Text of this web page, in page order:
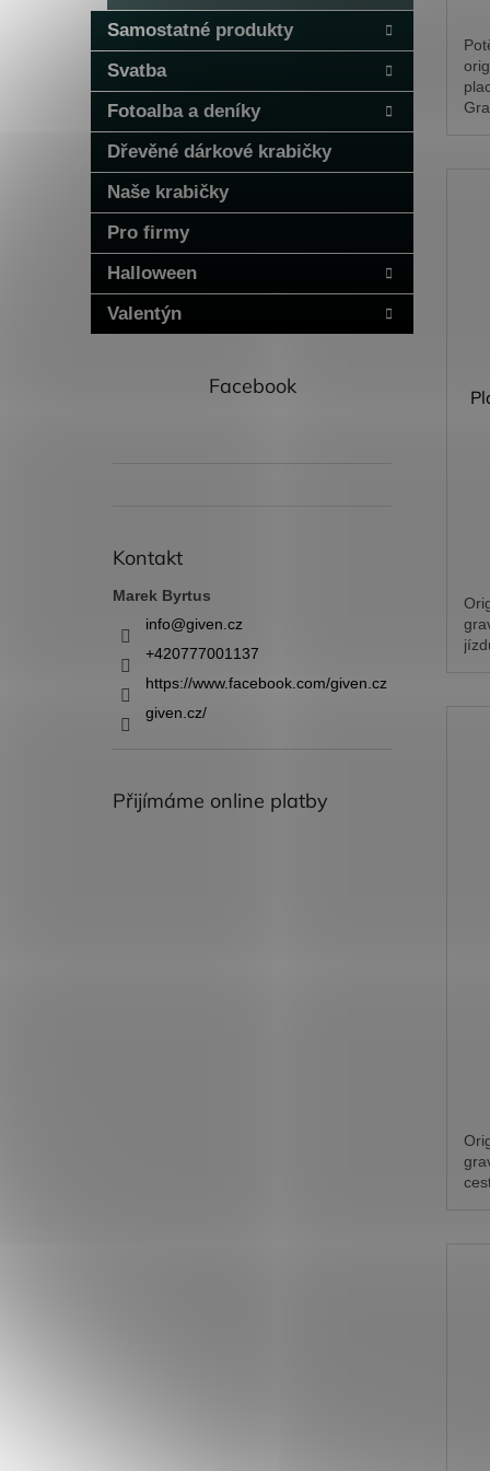
Samostatné produkty
Svatba
Fotoalba a deníky
Dřevěné dárkové krabičky
Naše krabičky
Pro firmy
Halloween
Valentýn
Facebook
Kontakt
Marek Byrtus
info@given.cz
+420777001137
https://www.facebook.com/given.cz
given.cz/
Přijímáme online platby